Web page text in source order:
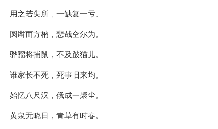
用之若失所，一缺复一亏。
圆凿而方枘，悲哉空尔为。
骅骝将捕鼠，不及跛猫儿。
谁家长不死，死事旧来均。
始忆八尺汉，俄成一聚尘。
黄泉无晓日，青草有时春。